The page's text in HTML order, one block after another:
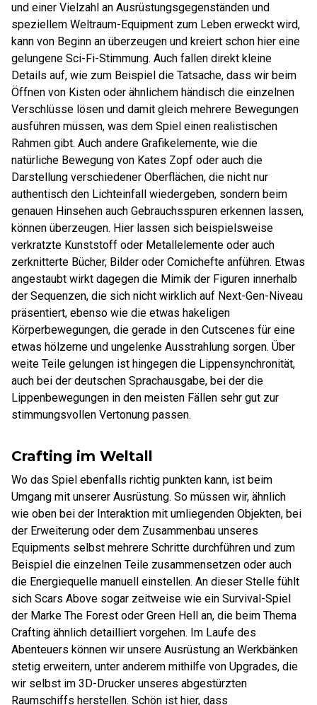
und einer Vielzahl an Ausrüstungsgegenständen und
speziellem Weltraum-Equipment zum Leben erweckt wird,
kann von Beginn an überzeugen und kreiert schon hier eine
gelungene Sci-Fi-Stimmung. Auch fallen direkt kleine
Details auf, wie zum Beispiel die Tatsache, dass wir beim
Öffnen von Kisten oder ähnlichem händisch die einzelnen
Verschlüsse lösen und damit gleich mehrere Bewegungen
ausführen müssen, was dem Spiel einen realistischen
Rahmen gibt. Auch andere Grafikelemente, wie die
natürliche Bewegung von Kates Zopf oder auch die
Darstellung verschiedener Oberflächen, die nicht nur
authentisch den Lichteinfall wiedergeben, sondern beim
genauen Hinsehen auch Gebrauchsspuren erkennen lassen,
können überzeugen. Hier lassen sich beispielsweise
verkratzte Kunststoff oder Metallelemente oder auch
zerknitterte Bücher, Bilder oder Comichefte anführen. Etwas
angestaubt wirkt dagegen die Mimik der Figuren innerhalb
der Sequenzen, die sich nicht wirklich auf Next-Gen-Niveau
präsentiert, ebenso wie die etwas hakeligen
Körperbewegungen, die gerade in den Cutscenes für eine
etwas hölzerne und ungelenke Ausstrahlung sorgen. Über
weite Teile gelungen ist hingegen die Lippensynchronität,
auch bei der deutschen Sprachausgabe, bei der die
Lippenbewegungen in den meisten Fällen sehr gut zur
stimmungsvollen Vertonung passen.
Crafting im Weltall
Wo das Spiel ebenfalls richtig punkten kann, ist beim
Umgang mit unserer Ausrüstung. So müssen wir, ähnlich
wie oben bei der Interaktion mit umliegenden Objekten, bei
der Erweiterung oder dem Zusammenbau unseres
Equipments selbst mehrere Schritte durchführen und zum
Beispiel die einzelnen Teile zusammensetzen oder auch
die Energiequelle manuell einstellen. An dieser Stelle fühlt
sich Scars Above sogar zeitweise wie ein Survival-Spiel
der Marke The Forest oder Green Hell an, die beim Thema
Crafting ähnlich detailliert vorgehen. Im Laufe des
Abenteuers können wir unsere Ausrüstung an Werkbänken
stetig erweitern, unter anderem mithilfe von Upgrades, die
wir selbst im 3D-Drucker unseres abgestürzten
Raumschiffs herstellen. Schön ist hier, dass